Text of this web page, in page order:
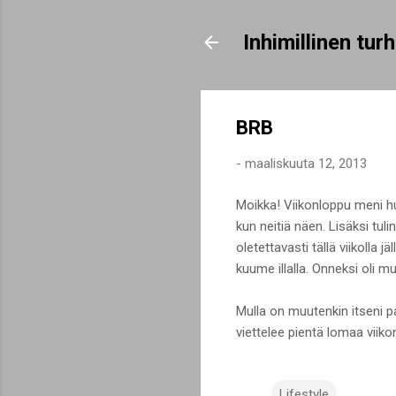
Inhimillinen
BRB
- maaliskuuta 12, 2013
Moikka! Viikonloppu meni
kun neitiä näen. Lisäksi
oletettavasti tällä viikolla
kuume illalla. Onneksi oli
Mulla on muutenkin itseni
viettelee pientä lomaa